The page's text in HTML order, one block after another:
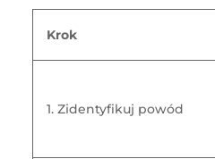
Krok
1. Zidentyfikuj powód